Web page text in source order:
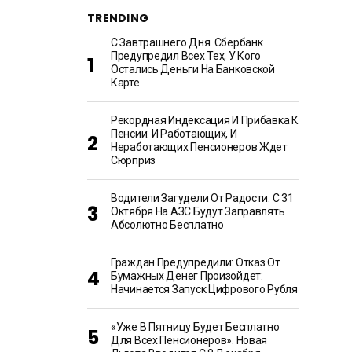
TRENDING
С Завтрашнего Дня. Сбербанк
Предупредил Всех Тех, У Кого
Остались Деньги На Банковской
Карте
Рекордная Индексация И Прибавка К
Пенсии: И Работающих, И
Неработающих Пенсионеров Ждет
Сюрприз
Водители Загудели От Радости: С 31
Октября На АЗС Будут Заправлять
Абсолютно Бесплатно
Граждан Предупредили: Отказ От
Бумажных Денег Произойдет:
Начинается Запуск Цифрового Рубля
«Уже В Пятницу Будет Бесплатно
Для Всех Пенсионеров». Новая